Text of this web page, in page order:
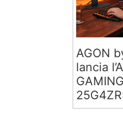
AGON
lancia
GAMING